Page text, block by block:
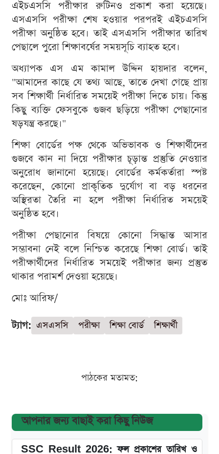
এইচএসসি পরীক্ষার রুটিনও প্রকাশ করা হয়েছে।
এসএসসি পরীক্ষা শেষ হওয়ার পরপরই এইচএসসি
পরীক্ষা অনুষ্ঠিত হবে। তাই এসএসসি পরীক্ষার তারিখ
পেছালে পুরো শিক্ষাবর্ষের সময়সূচি ব্যাহত হবে।
অধ্যাপক এস এম কামাল উদ্দিন হায়দার বলেন,
"আমাদের কাছে যে তথ্য আছে, তাতে দেখা গেছে প্রায়
সব শিক্ষার্থী নির্ধারিত সময়েই পরীক্ষা দিতে চায়। কিন্তু
কিছু ব্যক্তি ফেসবুকে গুজব ছড়িয়ে পরীক্ষা পেছানোর
ষড়যন্ত্র করছে।"
শিক্ষা বোর্ডের পক্ষ থেকে অভিভাবক ও শিক্ষার্থীদের
গুজবে কান না দিয়ে পরীক্ষার চূড়ান্ত প্রস্তুতি নেওয়ার
অনুরোধ জানানো হয়েছে। বোর্ডের কর্মকর্তারা স্পষ্ট
করেছেন, কোনো প্রাকৃতিক দুর্যোগ বা বড় ধরনের
অস্থিরতা তৈরি না হলে পরীক্ষা নির্ধারিত সময়েই
অনুষ্ঠিত হবে।
পরীক্ষা পেছানোর বিষয়ে কোনো সিদ্ধান্ত আসার
সম্ভাবনা নেই বলে নিশ্চিত করেছে শিক্ষা বোর্ড। তাই
পরীক্ষার্থীদের নির্ধারিত সময়েই পরীক্ষার জন্য প্রস্তুত
থাকার পরামর্শ দেওয়া হয়েছে।
মোঃ আরিফ/
ট্যাগ: এসএসসি পরীক্ষা শিক্ষা বোর্ড শিক্ষার্থী
পাঠকের মতামত:
আপনার জন্য বাছাই করা কিছু নিউজ
SSC Result 2026: ফল প্রকাশের তারিখ ও